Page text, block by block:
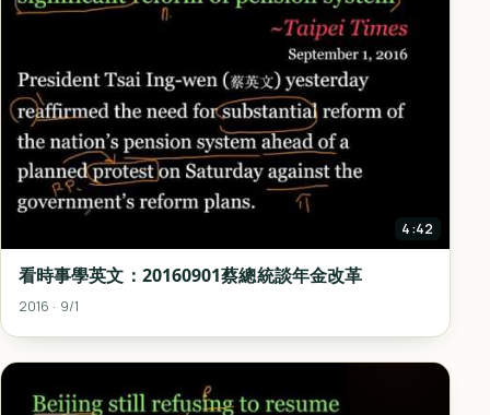
4:42
看時事學英文：20160901蔡總統談年金改革
2016 · 9/1